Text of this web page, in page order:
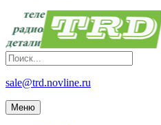
sale@trd.novline.ru
Меню